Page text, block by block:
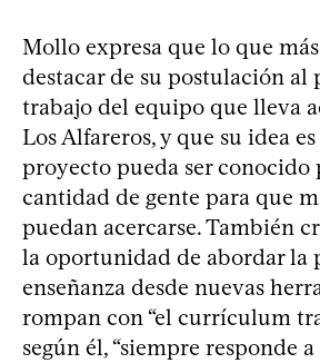
Mollo expresa que lo que
destacar de su postulación al
trabajo del equipo que lleva
Los Alfareros, y que su idea
proyecto pueda ser conocido
cantidad de gente para que
puedan acercarse. También
la oportunidad de abordar la
enseñanza desde nuevas
rompan con “el currículum
según él, “siempre responde